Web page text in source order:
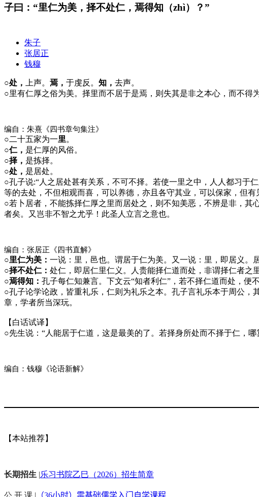
子曰：“里仁为美，择不处仁，焉得知（zhì）？”
朱子
张居正
钱穆
○处， 上声。 焉， 于虔反。 知， 去声。
○里有仁厚之俗为美。择里而不居于是焉，则失其是非之本心，而不得为
编自：朱熹《四书章句集注》
○二十五家为一里。
○仁， 是仁厚的风俗。
○择， 是拣择。
○处， 是居处。
○孔子说:“人之居处甚有关系，不可不择。若使一里之中，人人都习于
等的去处，不但相观而喜，可以养德，亦且各守其业，可以保家，但
○若卜居者，不能拣择仁厚之里而居处之，则不知美恶，不辨是非，
者矣。又岂非不智之尤乎！此圣人立言之意也。
编自：张居正《四书直解》
○里仁为美： 一说：里，邑也。谓居于仁为美。又一说：里，即居义。
○择不处仁： 处仁，即居仁里仁义。人贵能择仁道而处，非谓择仁者之里
○焉得知： 孔子每仁知兼言。下文云“知者利仁”，若不择仁道而处，便不
○孔子论学论政，皆重礼乐，仁则为礼乐之本。孔子言礼乐本于周公
章，学者所当深玩。
【白话试译】
○先生说：“人能居于仁道，这是最美的了。若择身所处而不择于仁，哪
编自：钱穆《论语新解》
【本站推荐】
长期招生 |乐习书院乙巳（2026）招生简章
公 开 课 | （36小时）零基础儒学入门自学课程